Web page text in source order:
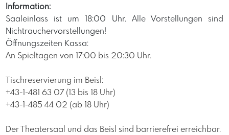
Information:
Saaleinlass ist um 18:00 Uhr. Alle Vorstellungen sind
Nichtrauchervorstellungen!
Öffnungszeiten Kassa:
An Spieltagen von 17:00 bis 20:30 Uhr.
Tischreservierung im Beisl:
+43-1-481 63 07 (13 bis 18 Uhr)
+43-1-485 44 02 (ab 18 Uhr)
Der Theatersaal und das Beisl sind barrierefrei erreichbar.